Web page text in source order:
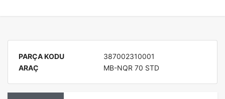
PARÇA KODU
387002310001
ARAÇ
MB-NQR 70 STD